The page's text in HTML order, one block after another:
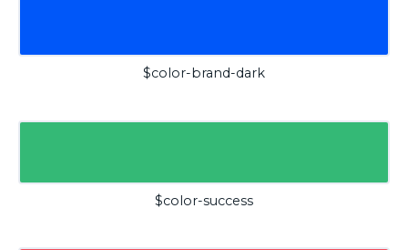
$color-brand-dark
$color-success